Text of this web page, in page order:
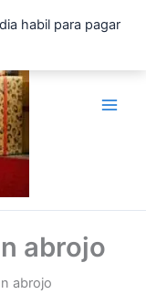
habil para pagar
abrojo
abrojo